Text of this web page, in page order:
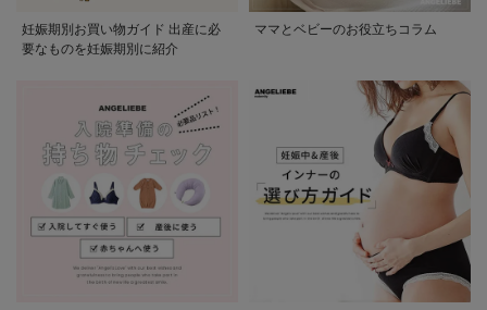
妊娠期別お買い物ガイド 出産に必
要なものを妊娠期別に紹介
ママとベビーのお役立ちコラム